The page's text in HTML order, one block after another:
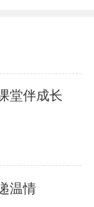
态势，
修备勤
源保供
力供需
理，织
堂伴成长
温情